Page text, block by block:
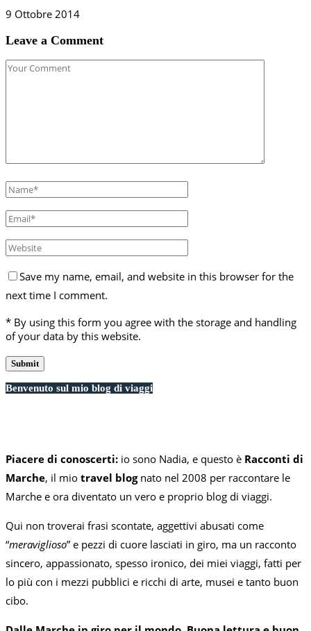
9 Ottobre 2014
Leave a Comment
Save my name, email, and website in this browser for the
next time I comment.
* By using this form you agree with the storage and handling
of your data by this website.
Benvenuto sul mio blog di viaggi
Piacere di conoscerti: io sono Nadia, e questo è Racconti di
Marche, il mio travel blognato nel 2008 per raccontare le
Marche e ora diventato un vero e proprio blog di viaggi.
Qui non troverai frasi scontate, aggettivi abusati come
“meraviglioso” e pezzi di cuore lasciati in giro, ma un racconto
sincero, appassionato, spesso ironico, dei miei viaggi, fatti per
lo più con i mezzi pubblici e ricchi di arte, musei e tanto buon
cibo.